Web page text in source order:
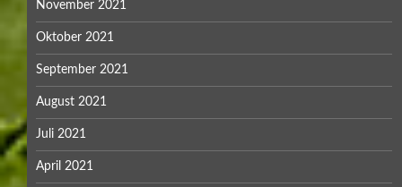
November 2021
Oktober 2021
September 2021
August 2021
Juli 2021
April 2021